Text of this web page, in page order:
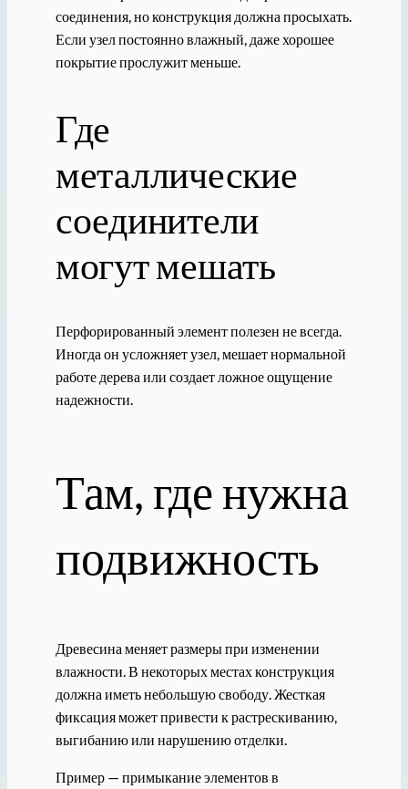
соединения, но конструкция должна просыхать.
Если узел постоянно влажный, даже хорошее
покрытие прослужит меньше.
Где
металлические
соединители
могут мешать
Перфорированный элемент полезен не всегда.
Иногда он усложняет узел, мешает нормальной
работе дерева или создает ложное ощущение
надежности.
Там, где нужна
подвижность
Древесина меняет размеры при изменении
влажности. В некоторых местах конструкция
должна иметь небольшую свободу. Жесткая
фиксация может привести к растрескиванию,
выгибанию или нарушению отделки.
Пример — примыкание элементов в